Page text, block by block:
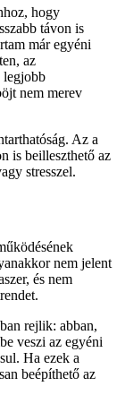
hogy
távon is
már egyéni
az
legjobb
nem merev
Az a
is beilleszthető az
stresszel.
nem jelent
és nem
rejlik: abban,
veszi az egyéni
Ha ezek a
beépíthető az